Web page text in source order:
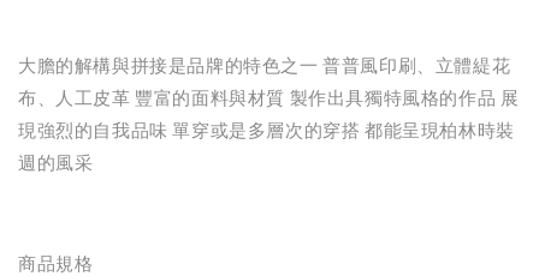
大膽的解構與拼接是品牌的特色之一 普普風印刷、立體緹花
布、人工皮革 豐富的面料與材質 製作出具獨特風格的作品 展
現強烈的自我品味 單穿或是多層次的穿搭 都能呈現柏林時裝
週的風采
商品規格